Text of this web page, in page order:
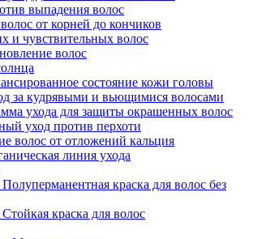
выпадения волос
от корней до кончиков
и чувствительных волос
волос
состояние кожи головы
за кудрявыми и вьющимися волосами
ухода для защиты окрашенных волос
уход против перхоти
волос от отложений кальция
линия ухода
краска для волос без
краска для волос